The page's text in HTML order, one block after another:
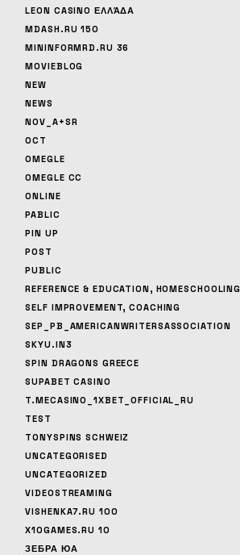
LEON CASINO ΕΛΛΆΔΑ
MDASH.RU 150
MININFORMRD.RU 36
MOVIEBLOG
NEW
NEWS
NOV_A+SR
OCT
OMEGLE
OMEGLE CC
ONLINE
PABLIC
PIN UP
POST
PUBLIC
REFERENCE & EDUCATION, HOMESCHOOLING
SELF IMPROVEMENT, COACHING
SEP_PB_AMERICANWRITERSASSOCIATION
SKYU.IN3
SPIN DRAGONS GREECE
SUPABET CASINO
T.MECASINO_1XBET_OFFICIAL_RU
TEST
TONYSPINS SCHWEIZ
UNCATEGORISED
UNCATEGORIZED
VIDEOSTREAMING
VISHENKA7.RU 100
X10GAMES.RU 10
ЗЕБРА ЮА